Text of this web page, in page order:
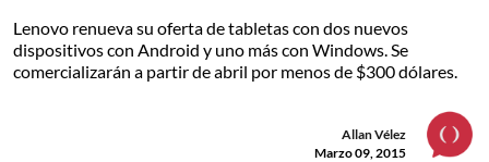
Lenovo renueva su oferta de tabletas con dos nuevos
dispositivos con Android y uno más con Windows. Se
comercializarán a partir de abril por menos de $300 dólares.
Allan Vélez
Marzo 09, 2015